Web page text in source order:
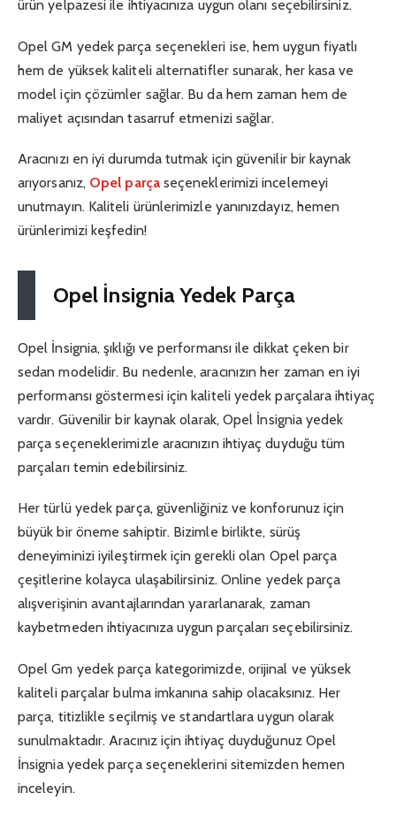
ürün yelpazesi ile ihtiyacınıza uygun olanı seçebilirsiniz.
Opel GM yedek parça seçenekleri ise, hem uygun fiyatlı
hem de yüksek kaliteli alternatifler sunarak, her kasa ve
model için çözümler sağlar. Bu da hem zaman hem de
maliyet açısından tasarruf etmenizi sağlar.
Aracınızı en iyi durumda tutmak için güvenilir bir kaynak
arıyorsanız, Opel parçaseçeneklerimizi incelemeyi
unutmayın. Kaliteli ürünlerimizle yanınızdayız, hemen
ürünlerimizi keşfedin!
Opel İnsignia Yedek Parça
Opel İnsignia, şıklığı ve performansı ile dikkat çeken bir
sedan modelidir. Bu nedenle, aracınızın her zaman en iyi
performansı göstermesi için kaliteli yedek parçalara ihtiyaç
vardır. Güvenilir bir kaynak olarak, Opel İnsignia yedek
parça seçeneklerimizle aracınızın ihtiyaç duyduğu tüm
parçaları temin edebilirsiniz.
Her türlü yedek parça, güvenliğiniz ve konforunuz için
büyük bir öneme sahiptir. Bizimle birlikte, sürüş
deneyiminizi iyileştirmek için gerekli olan Opel parça
çeşitlerine kolayca ulaşabilirsiniz. Online yedek parça
alışverişinin avantajlarından yararlanarak, zaman
kaybetmeden ihtiyacınıza uygun parçaları seçebilirsiniz.
Opel Gm yedek parça kategorimizde, orijinal ve yüksek
kaliteli parçalar bulma imkanına sahip olacaksınız. Her
parça, titizlikle seçilmiş ve standartlara uygun olarak
sunulmaktadır. Aracınız için ihtiyaç duyduğunuz Opel
İnsignia yedek parça seçeneklerini sitemizden hemen
inceleyin.